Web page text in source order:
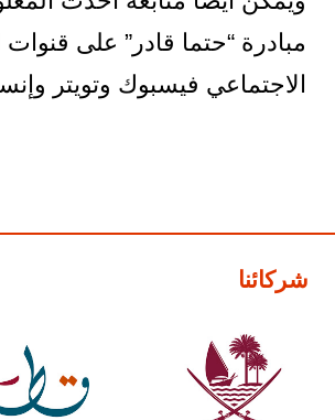
مبادرة “حتما قادر” على قنوات
الاجتماعي فيسبوك وتويتر
شركائنا